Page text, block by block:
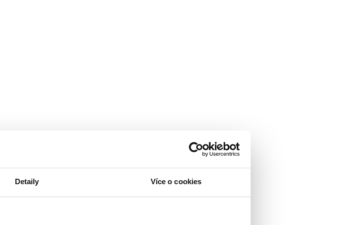
Detaily Více o cookies